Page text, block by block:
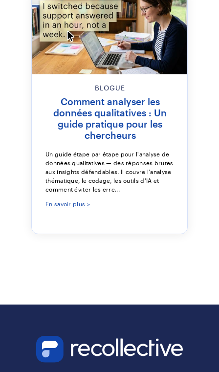
BLOGUE
Comment analyser les
données qualitatives : Un
guide pratique pour les
chercheurs
Un guide étape par étape pour l'analyse de
données qualitatives — des réponses brutes
aux insights défendables. Il couvre l'analyse
thématique, le codage, les outils d'IA et
comment éviter les erre...
En savoir plus >